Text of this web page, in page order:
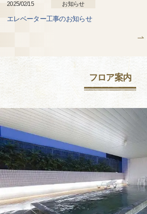
2025/02/15 お知らせ
エレベーター工事のお知らせ
フロア案内